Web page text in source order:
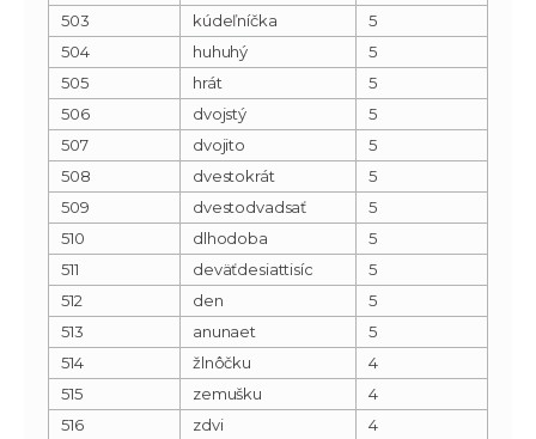
503
kúdeľníčka
5
504
huhuhý
5
505
hrát
5
506
dvojstý
5
507
dvojito
5
508
dvestokrát
5
509
dvestodvadsať
5
510
dlhodoba
5
511
deväťdesiattisíc
5
512
den
5
513
anunaet
5
514
žlnôčku
4
515
zemušku
4
516
zdvi
4